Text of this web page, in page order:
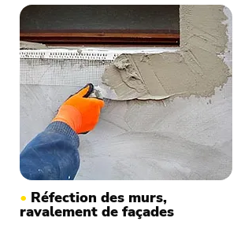
• Réfection des murs,
ravalement de façades